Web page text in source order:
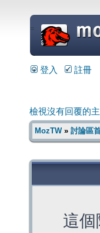
=
登入 註冊
檢視沒有回覆的
MozTW» 討論區
這